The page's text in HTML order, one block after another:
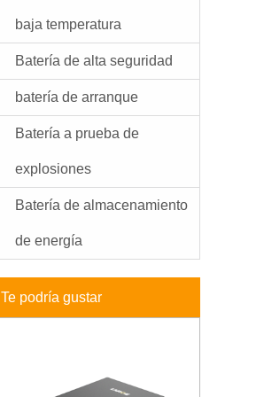
baja temperatura
Batería de alta seguridad
batería de arranque
Batería a prueba de
explosiones
Batería de almacenamiento
de energía
Te podría gustar